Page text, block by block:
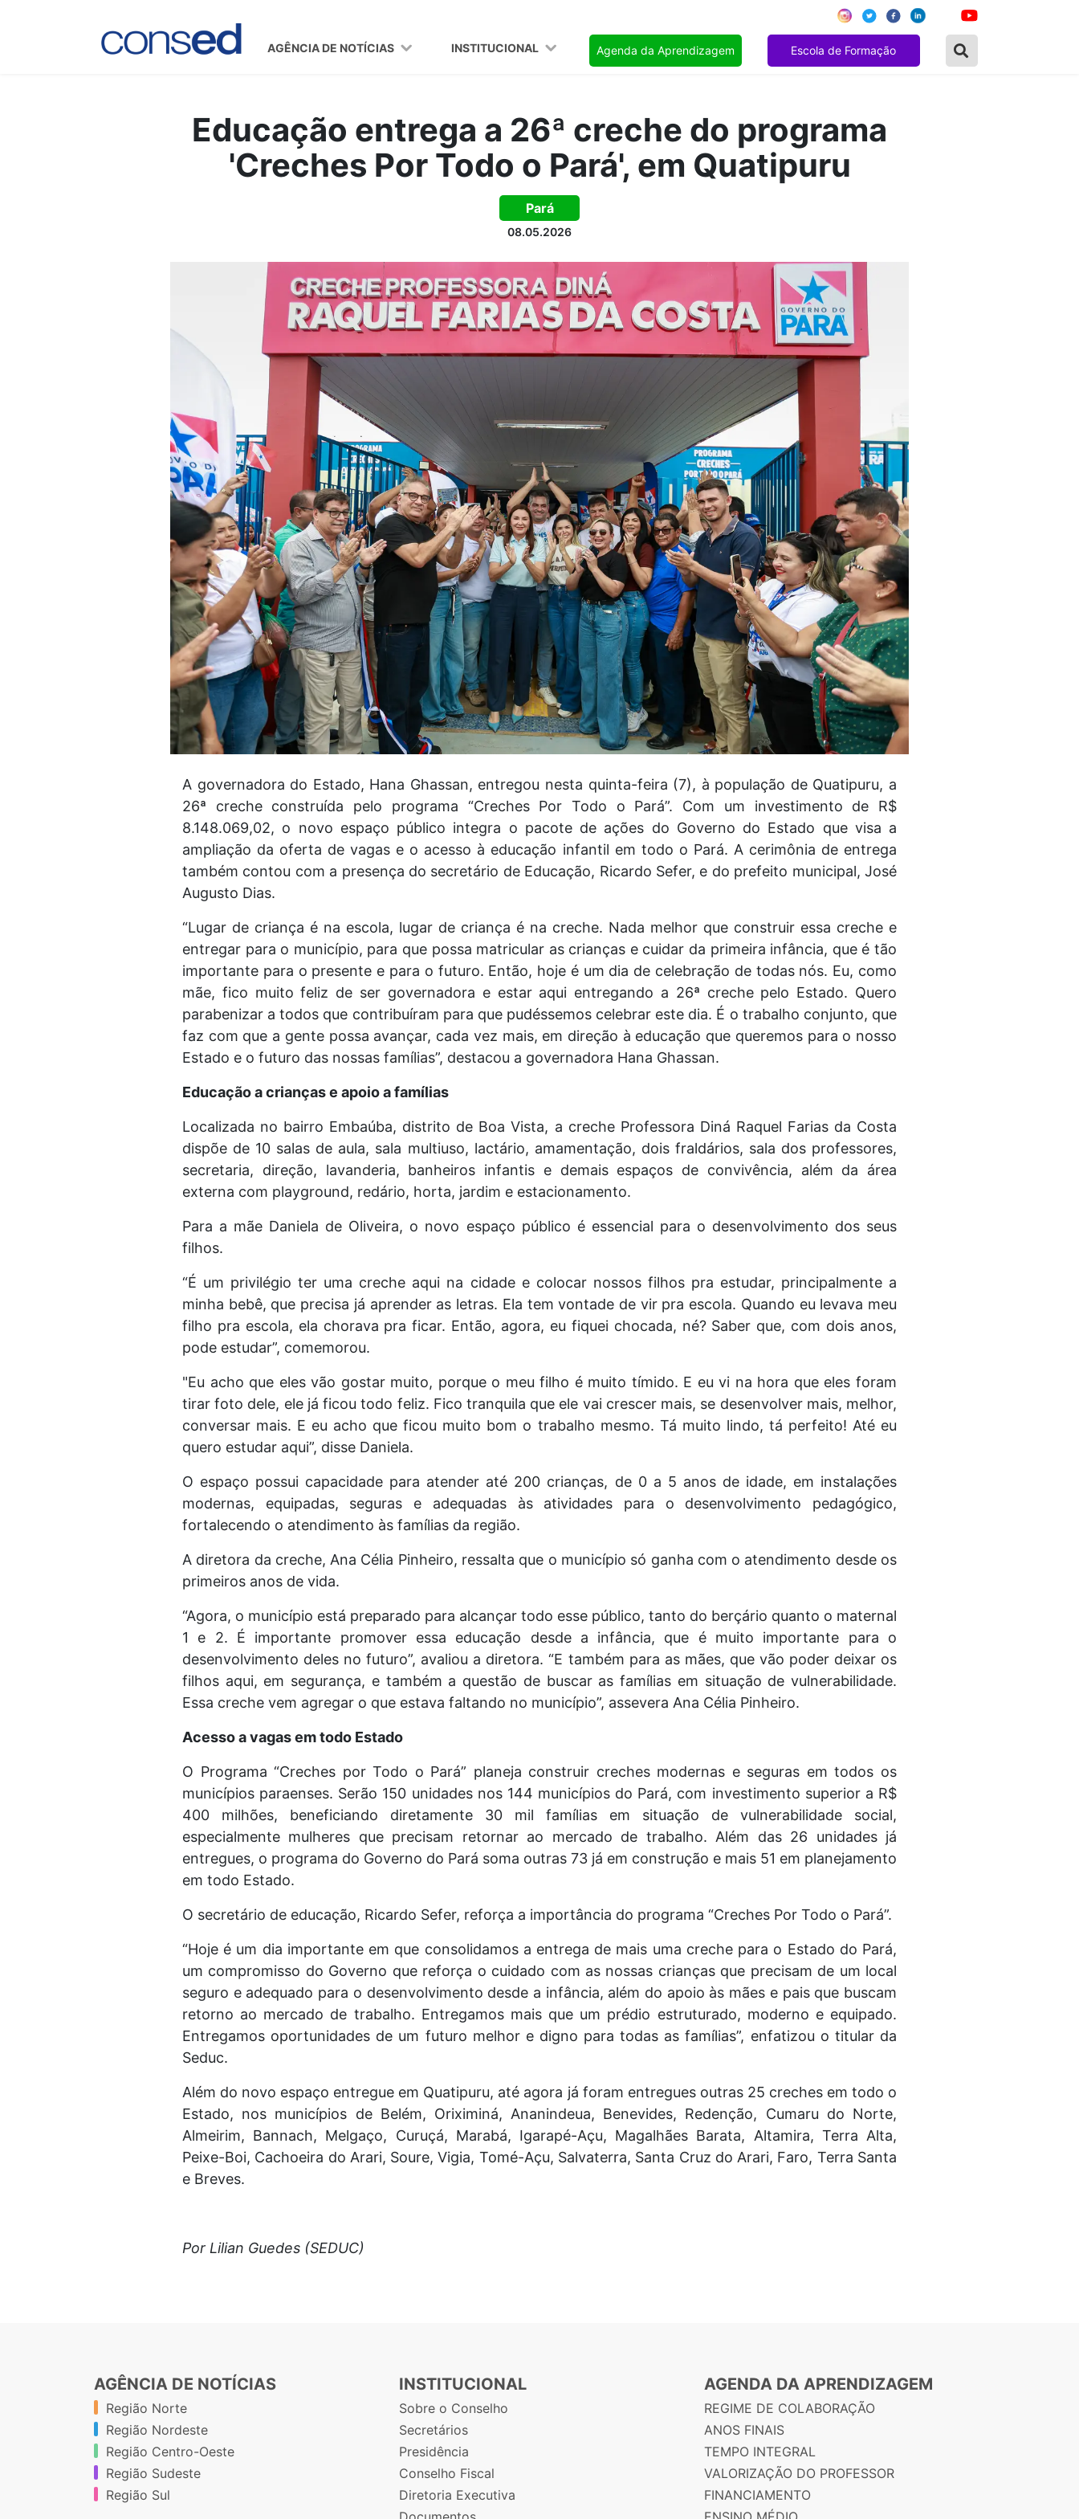
AGÊNCIA DE NOTÍCIAS INSTITUCIONAL Agenda da Aprendizagem Escola de Formação
Educação entrega a 26ª creche do programa
'Creches Por Todo o Pará', em Quatipuru
Pará
08.05.2026
A governadora do Estado, Hana Ghassan, entregou nesta quinta-feira (7), à população de Quatipuru, a
26ª creche construída pelo programa “Creches Por Todo o Pará”. Com um investimento de R$
8.148.069,02, o novo espaço público integra o pacote de ações do Governo do Estado que visa a
ampliação da oferta de vagas e o acesso à educação infantil em todo o Pará. A cerimônia de entrega
também contou com a presença do secretário de Educação, Ricardo Sefer, e do prefeito municipal, José
Augusto Dias.
“Lugar de criança é na escola, lugar de criança é na creche. Nada melhor que construir essa creche e
entregar para o município, para que possa matricular as crianças e cuidar da primeira infância, que é tão
importante para o presente e para o futuro. Então, hoje é um dia de celebração de todas nós. Eu, como
mãe, fico muito feliz de ser governadora e estar aqui entregando a 26ª creche pelo Estado. Quero
parabenizar a todos que contribuíram para que pudéssemos celebrar este dia. É o trabalho conjunto, que
faz com que a gente possa avançar, cada vez mais, em direção à educação que queremos para o nosso
Estado e o futuro das nossas famílias”, destacou a governadora Hana Ghassan.
Educação a crianças e apoio a famílias
Localizada no bairro Embaúba, distrito de Boa Vista, a creche Professora Diná Raquel Farias da Costa
dispõe de 10 salas de aula, sala multiuso, lactário, amamentação, dois fraldários, sala dos professores,
secretaria, direção, lavanderia, banheiros infantis e demais espaços de convivência, além da área
externa com playground, redário, horta, jardim e estacionamento.
Para a mãe Daniela de Oliveira, o novo espaço público é essencial para o desenvolvimento dos seus
filhos.
“É um privilégio ter uma creche aqui na cidade e colocar nossos filhos pra estudar, principalmente a
minha bebê, que precisa já aprender as letras. Ela tem vontade de vir pra escola. Quando eu levava meu
filho pra escola, ela chorava pra ficar. Então, agora, eu fiquei chocada, né? Saber que, com dois anos,
pode estudar”, comemorou.
"Eu acho que eles vão gostar muito, porque o meu filho é muito tímido. E eu vi na hora que eles foram
tirar foto dele, ele já ficou todo feliz. Fico tranquila que ele vai crescer mais, se desenvolver mais, melhor,
conversar mais. E eu acho que ficou muito bom o trabalho mesmo. Tá muito lindo, tá perfeito! Até eu
quero estudar aqui”, disse Daniela.
O espaço possui capacidade para atender até 200 crianças, de 0 a 5 anos de idade, em instalações
modernas, equipadas, seguras e adequadas às atividades para o desenvolvimento pedagógico,
fortalecendo o atendimento às famílias da região.
A diretora da creche, Ana Célia Pinheiro, ressalta que o município só ganha com o atendimento desde os
primeiros anos de vida.
“Agora, o município está preparado para alcançar todo esse público, tanto do berçário quanto o maternal
1 e 2. É importante promover essa educação desde a infância, que é muito importante para o
desenvolvimento deles no futuro”, avaliou a diretora. “E também para as mães, que vão poder deixar os
filhos aqui, em segurança, e também a questão de buscar as famílias em situação de vulnerabilidade.
Essa creche vem agregar o que estava faltando no município”, assevera Ana Célia Pinheiro.
Acesso a vagas em todo Estado
O Programa “Creches por Todo o Pará” planeja construir creches modernas e seguras em todos os
municípios paraenses. Serão 150 unidades nos 144 municípios do Pará, com investimento superior a R$
400 milhões, beneficiando diretamente 30 mil famílias em situação de vulnerabilidade social,
especialmente mulheres que precisam retornar ao mercado de trabalho. Além das 26 unidades já
entregues, o programa do Governo do Pará soma outras 73 já em construção e mais 51 em planejamento
em todo Estado.
O secretário de educação, Ricardo Sefer, reforça a importância do programa “Creches Por Todo o Pará”.
“Hoje é um dia importante em que consolidamos a entrega de mais uma creche para o Estado do Pará,
um compromisso do Governo que reforça o cuidado com as nossas crianças que precisam de um local
seguro e adequado para o desenvolvimento desde a infância, além do apoio às mães e pais que buscam
retorno ao mercado de trabalho. Entregamos mais que um prédio estruturado, moderno e equipado.
Entregamos oportunidades de um futuro melhor e digno para todas as famílias”, enfatizou o titular da
Seduc.
Além do novo espaço entregue em Quatipuru, até agora já foram entregues outras 25 creches em todo o
Estado, nos municípios de Belém, Oriximiná, Ananindeua, Benevides, Redenção, Cumaru do Norte,
Almeirim, Bannach, Melgaço, Curuçá, Marabá, Igarapé-Açu, Magalhães Barata, Altamira, Terra Alta,
Peixe-Boi, Cachoeira do Arari, Soure, Vigia, Tomé-Açu, Salvaterra, Santa Cruz do Arari, Faro, Terra Santa
e Breves.
Por Lilian Guedes (SEDUC)
AGÊNCIA DE NOTÍCIAS
Região Norte
Região Nordeste
Região Centro-Oeste
Região Sudeste
Região Sul
INSTITUCIONAL
Sobre o Conselho
Secretários
Presidência
Conselho Fiscal
Diretoria Executiva
AGENDA DA APRENDIZAGEM
REGIME DE COLABORAÇÃO
ANOS FINAIS
TEMPO INTEGRAL
VALORIZAÇÃO DO PROFESSOR
FINANCIAMENTO